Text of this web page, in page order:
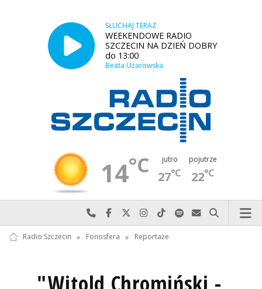
SŁUCHAJ TERAZ
WEEKENDOWE RADIO
SZCZECIN NA DZIEŃ DOBRY
do 13:00
Beata Użarowska
14°C jutro
27°C
pojutrze
22°C
Najlepiej po prostu do nas zadzwoń
Odwiedź nas na Facebook-u
Odwiedź nas na X
Odwiedź nas na Instagram-ie
Odwiedź nas na TikTok-u
Szukaj nas na Spotify
Wyślij do nas
Szukaj
Radio Szczecin » Fonosfera » Reportaże